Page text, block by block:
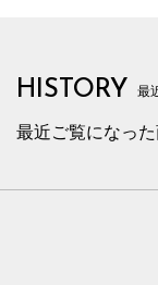
HISTORY 最
最近ご覧になった